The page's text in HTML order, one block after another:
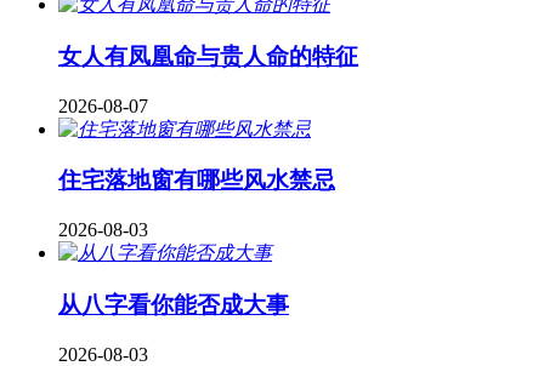
女人有凤凰命与贵人命的特征
2026-08-07
住宅落地窗有哪些风水禁忌
2026-08-03
从八字看你能否成大事
2026-08-03